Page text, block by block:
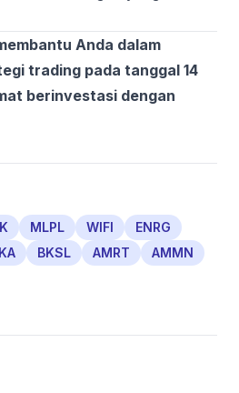
Anda dalam
trading pada tanggal 14
berinvestasi dengan
MLPL WIFI
ENRG
BKSL AMRT
AMMN